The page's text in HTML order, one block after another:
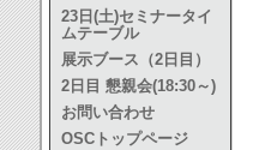
23日(土)セミナータイ
ムテーブル
展示ブース（2日目）
2日目 懇親会(18:30～)
お問い合わせ
OSCトップページ